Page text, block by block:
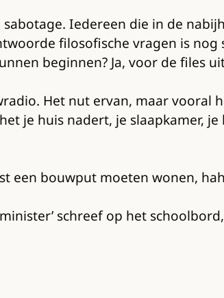
Iedereen die in de
filosofische vragen is
beginnen? Ja, voor de files
Het nut ervan, maar vooral
je huis nadert, je slaapkamer,
een bouwput moeten wonen,
schreef op het